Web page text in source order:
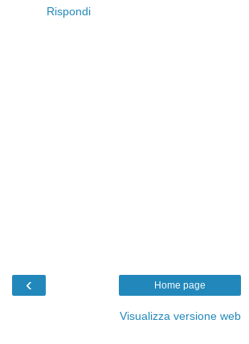
Rispondi
‹ Home page
Visualizza versione web